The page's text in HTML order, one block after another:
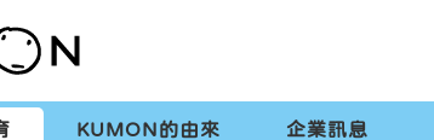
KUMON的由來 企業訊息